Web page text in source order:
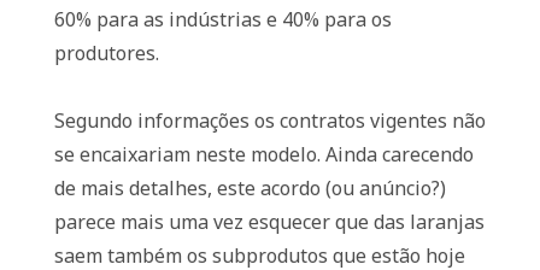
60% para as indústrias e 40% para os
produtores.
Segundo informações os contratos vigentes não
se encaixariam neste modelo. Ainda carecendo
de mais detalhes, este acordo (ou anúncio?)
parece mais uma vez esquecer que das laranjas
saem também os subprodutos que estão hoje